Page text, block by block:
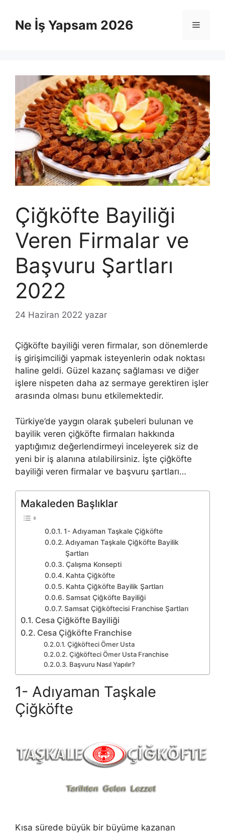
Ne İş Yapsam 2026 Menü
Çiğköfte Bayiliği
Veren Firmalar ve
Başvuru Şartları
2022
24 Haziran 2022 yazar
Çiğköfte bayiliği veren firmalar, son dönemlerde
iş girişimciliği yapmak isteyenlerin odak noktası
haline geldi. Güzel kazanç sağlaması ve diğer
işlere nispeten daha az sermaye gerektiren işler
arasında olması bunu etkilemektedir.
Türkiye’de yaygın olarak şubeleri bulunan ve
bayilik veren çiğköfte firmaları hakkında
yaptığımız değerlendirmeyi inceleyerek siz de
yeni bir iş alanına atılabilirsiniz. İşte çiğköfte
bayiliği veren firmalar ve başvuru şartları…
Makaleden Başlıklar
1- Adıyaman Taşkale Çiğköfte
Adıyaman Taşkale Çiğköfte Bayilik
Şartları
Çalışma Konsepti
Kahta Çiğköfte
Kahta Çiğköfte Bayilik Şartları
Samsat Çiğköfte Bayiliği
Samsat Çiğköftecisi Franchise Şartları
Cesa Çiğköfte Bayiliği
Cesa Çiğköfte Franchise
Çiğköfteci Ömer Usta
Çiğköfteci Ömer Usta Franchise
Başvuru Nasıl Yapılır?
1- Adıyaman Taşkale
Çiğköfte
Kısa sürede büyük bir büyüme kazanan